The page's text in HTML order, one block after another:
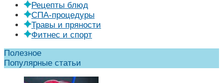
Рецепты блюд
СПА-процедуры
Травы и пряности
Фитнес и спорт
Полезное
Популярные статьи